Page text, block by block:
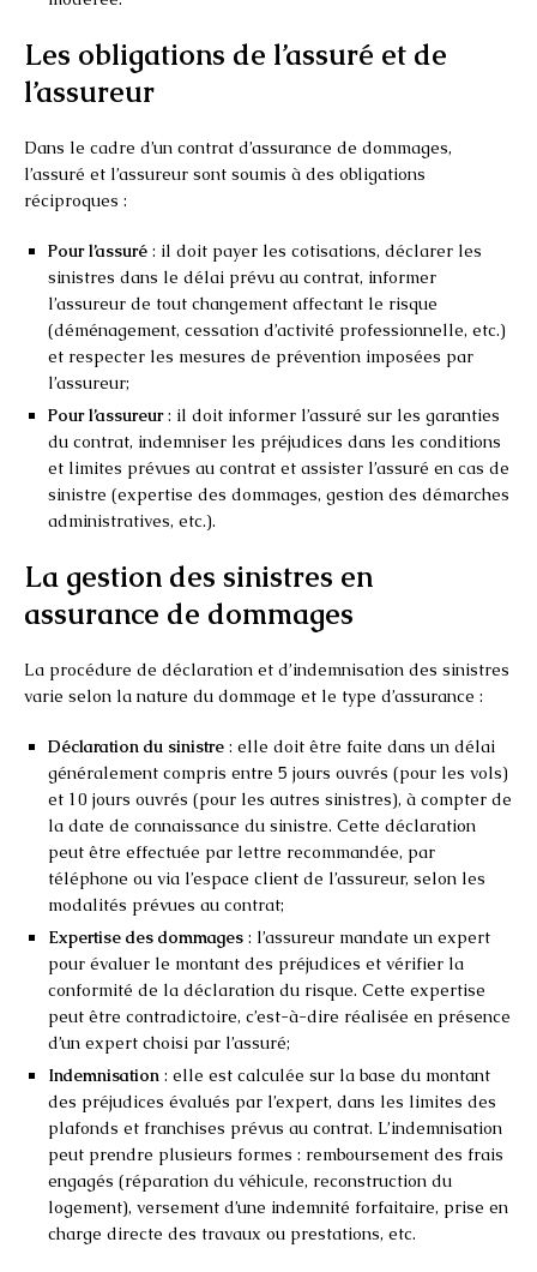
Les obligations de l’assuré et de
l’assureur
Dans le cadre d’un contrat d’assurance de dommages,
l’assuré et l’assureur sont soumis à des obligations
réciproques :
Pour l’assuré : il doit payer les cotisations, déclarer les
sinistres dans le délai prévu au contrat, informer
l’assureur de tout changement affectant le risque
(déménagement, cessation d’activité professionnelle, etc.)
et respecter les mesures de prévention imposées par
l’assureur;
Pour l’assureur: il doit informer l’assuré sur les garanties
du contrat, indemniser les préjudices dans les conditions
et limites prévues au contrat et assister l’assuré en cas de
sinistre (expertise des dommages, gestion des démarches
administratives, etc.).
La gestion des sinistres en
assurance de dommages
La procédure de déclaration et d’indemnisation des sinistres
varie selon la nature du dommage et le type d’assurance :
Déclaration du sinistre : elle doit être faite dans un délai
généralement compris entre 5 jours ouvrés (pour les vols)
et 10 jours ouvrés (pour les autres sinistres), à compter de
la date de connaissance du sinistre. Cette déclaration
peut être effectuée par lettre recommandée, par
téléphone ou via l’espace client de l’assureur, selon les
modalités prévues au contrat;
Expertise des dommages : l’assureur mandate un expert
pour évaluer le montant des préjudices et vérifier la
conformité de la déclaration du risque. Cette expertise
peut être contradictoire, c’est-à-dire réalisée en présence
d’un expert choisi par l’assuré;
Indemnisation : elle est calculée sur la base du montant
des préjudices évalués par l’expert, dans les limites des
plafonds et franchises prévus au contrat. L’indemnisation
peut prendre plusieurs formes : remboursement des frais
engagés (réparation du véhicule, reconstruction du
logement), versement d’une indemnité forfaitaire, prise en
charge directe des travaux ou prestations, etc.